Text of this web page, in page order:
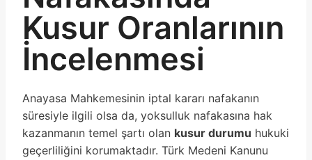
Kusur Oranlarının
İncelenmesi
Anayasa Mahkemesinin iptal kararı nafakanın
süresiyle ilgili olsa da, yoksulluk nafakasına hak
kazanmanın temel şartı olan kusur durumu hukuki
geçerliliğini korumaktadır. Türk Medeni Kanunu